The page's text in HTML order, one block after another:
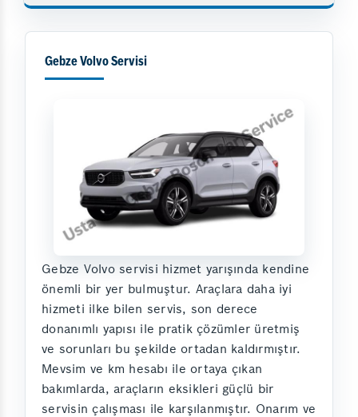
Gebze Volvo Servisi
Gebze Volvo servisi hizmet yarışında kendine
önemli bir yer bulmuştur. Araçlara daha iyi
hizmeti ilke bilen servis, son derece
donanımlı yapısı ile pratik çözümler üretmiş
ve sorunları bu şekilde ortadan kaldırmıştır.
Mevsim ve km hesabı ile ortaya çıkan
bakımlarda, araçların eksikleri güçlü bir
servisin çalışması ile karşılanmıştır. Onarım ve